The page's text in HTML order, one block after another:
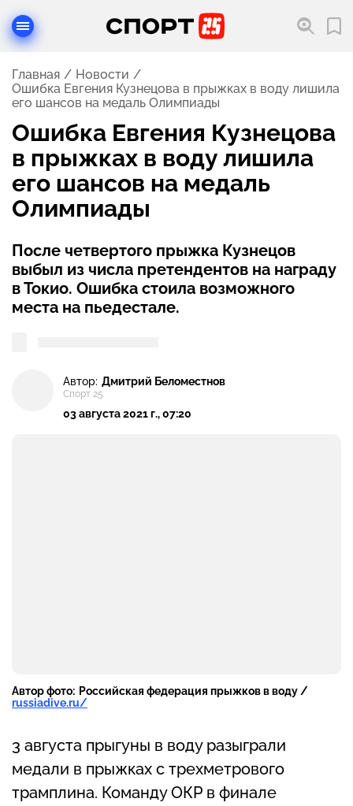
Главная
Новости
Ошибка Евгения Кузнецова в прыжках в воду лишила
его шансов на медаль Олимпиады
Ошибка Евгения Кузнецова
в прыжках в воду лишила
его шансов на медаль
Олимпиады
После четвертого прыжка Кузнецов
выбыл из числа претендентов на награду
в Токио. Ошибка стоила возможного
места на пьедестале.
Автор: Дмитрий Беломестнов
Спорт 25
03 августа 2021 г., 07:20
Автор фото: Российская федерация прыжков в воду /
russiadive.ru/
3 августа прыгуны в воду разыграли
медали в прыжках с трехметрового
трамплина. Команду ОКР в финале